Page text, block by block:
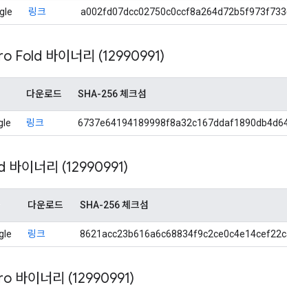
링크
Fold 바이너리 (12990991)
다운로드 SHA-256 체크섬
링크
이너리 (12990991)
다운로드 SHA-256 체크섬
링크
바이너리 (12990991)